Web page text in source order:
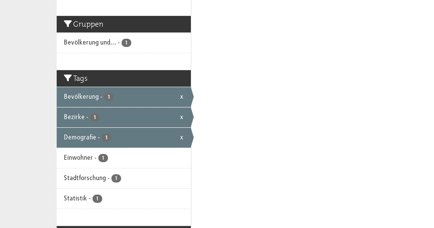
Gruppen
Bevölkerung und... - 1
Tags
Bevölkerung - 1 x
Bezirke - 1 x
Demografie - 1 x
Einwohner - 1
Stadtforschung - 1
Statistik - 1